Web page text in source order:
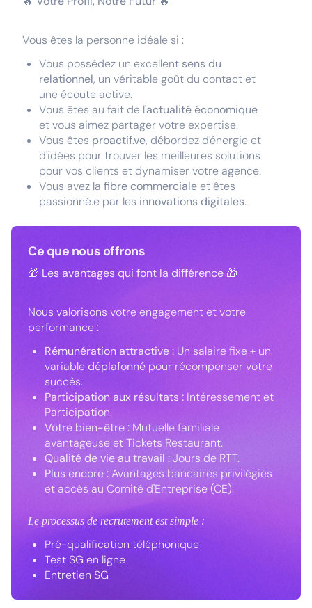
Vous êtes la personne idéale si :
Vous possédez un excellent sens du
relationnel, un véritable goût du contact et
une écoute active.
Vous êtes au fait de l'actualité économique
et vous aimez partager votre expertise.
Vous êtes proactif.ve, débordez d'énergie et
d'idées pour trouver les meilleures solutions
pour vos clients et dynamiser votre agence.
Vous avez la fibre commerciale et êtes
passionné.e par les innovations digitales.
Ce que nous offrons
🎁 Les avantages qui font la différence 🎁
Nous valorisons votre engagement et votre
performance :
Rémunération attractive : Un salaire fixe + un
variabledéplafonné pour récompenser votre
succès.
Participation aux résultats : Intéressement et
Participation.
Votre bien-être : Mutuelle familiale
avantageuse et Tickets Restaurant.
Qualité de vie au travail :Jours de RTT.
Plus encore :Avantages bancaires privilégiés
et accès au Comité d'Entreprise (CE).
Le processus de recrutement est simple :
Pré-qualification téléphonique
Test SG en ligne
Entretien SG